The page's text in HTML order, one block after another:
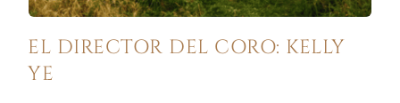
EL DIRECTOR DEL CORO: KELLY
YE